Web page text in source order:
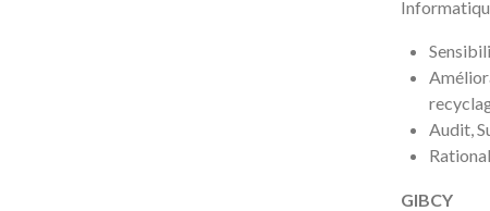
Audit,
GIBCY